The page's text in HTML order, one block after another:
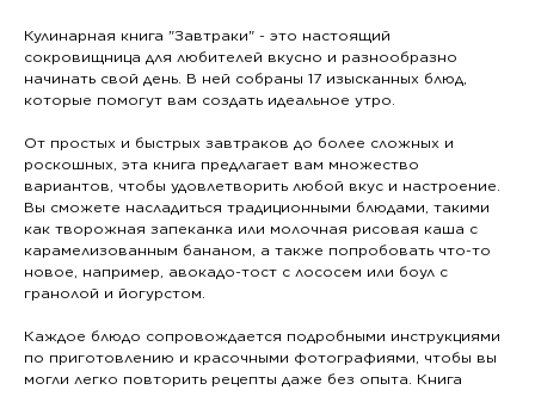
Кулинарная книга "Завтраки" - это настоящий
сокровищница для любителей вкусно и разнообразно
начинать свой день. В ней собраны 17 изысканных блюд,
которые помогут вам создать идеальное утро.
От простых и быстрых завтраков до более сложных и
роскошных, эта книга предлагает вам множество
вариантов, чтобы удовлетворить любой вкус и настроение.
Вы сможете насладиться традиционными блюдами, такими
как творожная запеканка или молочная рисовая каша с
карамелизованным бананом, а также попробовать что-то
новое, например, авокадо-тост с лососем или боул с
гранолой и йогурстом.
Каждое блюдо сопровождается подробными инструкциями
по приготовлению и красочными фотографиями, чтобы вы
могли легко повторить рецепты даже без опыта. Книга